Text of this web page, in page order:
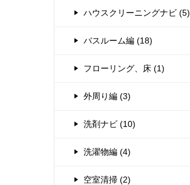
ハウスクリーニングナビ (5)
バスルーム編 (18)
フローリング、床 (1)
外周り編 (3)
洗剤ナビ (10)
洗濯物編 (4)
空室清掃 (2)